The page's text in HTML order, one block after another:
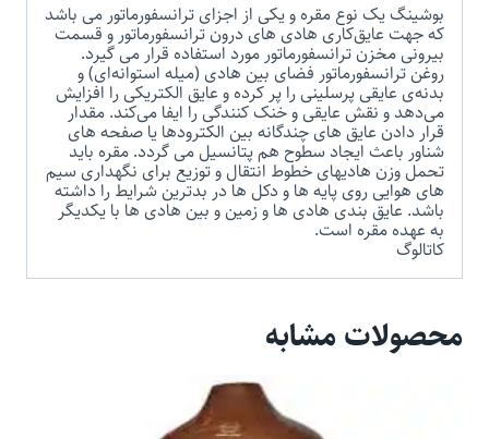
بوشینگ یک نوع مقره و یکی از اجزای ترانسفورماتور می باشد
که جهت عایق‌کاری هادی ‌های درون ترانسفورماتور و قسمت
بیرونی مخزن ترانسفورماتور مورد استفاده قرار می گیرد.
روغن ترانسفورماتور فضای بین هادی (میله استوانه‌ای) و
بدنه‌ی عایقی پرسلینی را پر کرده و عایق الکتریکی را افزایش
می‌دهد و نقش عایقی و خنک کنندگی را ایفا می‌کند. مقدار
قرار دادن عایق های چندگانه بین الکترودها یا صفحه های
شناور باعث ایجاد سطوح هم پتانسیل می گردد. مقره باید
تحمل وزن هادیهای خطوط انتقال و توزیع برای نگهداری سیم
های هوایی روی پایه ها و دکل ها در بدترین شرایط را داشته
باشد. عایق بندی هادی ها و زمین و بین هادی ها با یکدیگر
به عهده مقره است.
کاتالوگ
محصولات مشابه